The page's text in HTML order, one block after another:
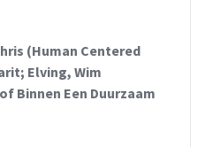
(Human Centered
Elving, Wim
Binnen Een Duurzaam